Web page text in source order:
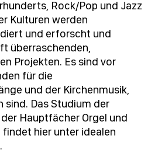
Rock/Pop und Jazz
Kulturen werden
und erforscht und
überraschenden,
Projekten. Es sind vor
für die
und der Kirchenmusik,
sind. Das Studium der
Hauptfächer Orgel und
hier unter idealen